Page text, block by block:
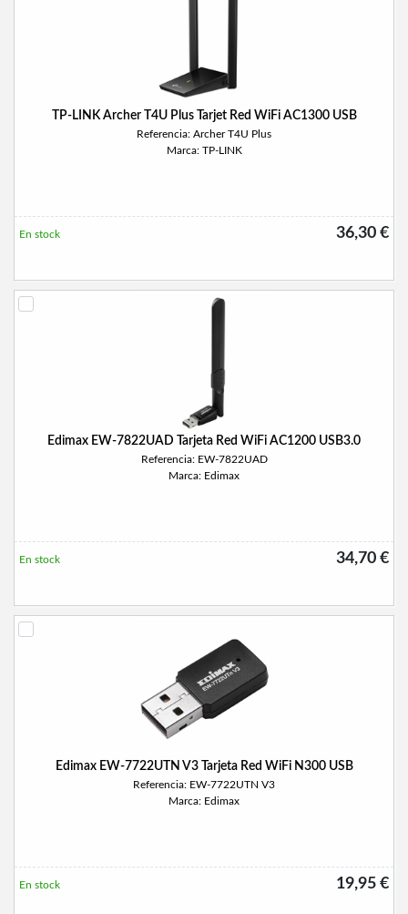
TP-LINK Archer T4U Plus Tarjet Red WiFi AC1300 USB
Referencia: Archer T4U Plus
Marca: TP-LINK
36,30 €
En stock
Edimax EW-7822UAD Tarjeta Red WiFi AC1200 USB3.0
Referencia: EW-7822UAD
Marca: Edimax
34,70 €
En stock
Edimax EW-7722UTN V3 Tarjeta Red WiFi N300 USB
Referencia: EW-7722UTN V3
Marca: Edimax
19,95 €
En stock